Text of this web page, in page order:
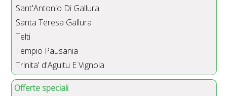
Sant'Antonio Di Gallura
Santa Teresa Gallura
Telti
Tempio Pausania
Trinita' d'Agultu E Vignola
Offerte speciali